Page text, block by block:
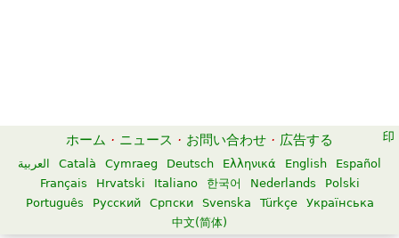
ホーム · ニュース · お問い合わせ · 広告する
العربية Català Cymraeg Deutsch Ελληνικά English
Español
Français
Hrvatski Italiano 한국어 Nederlands
Polski
Português
Русский Српски Svenska Türkçe
Українська
中文(简体)